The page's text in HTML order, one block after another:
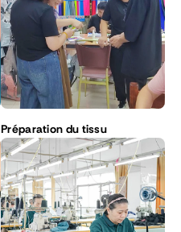
Préparation du tissu